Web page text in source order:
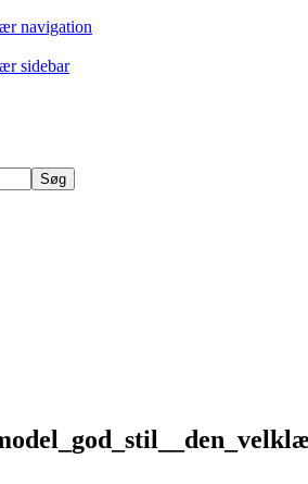
navigation
sidebar